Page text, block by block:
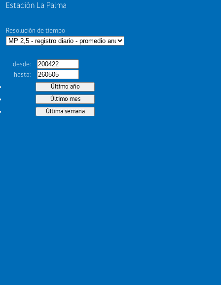
Estación La Palma
Resolución de tiempo
desde
hasta